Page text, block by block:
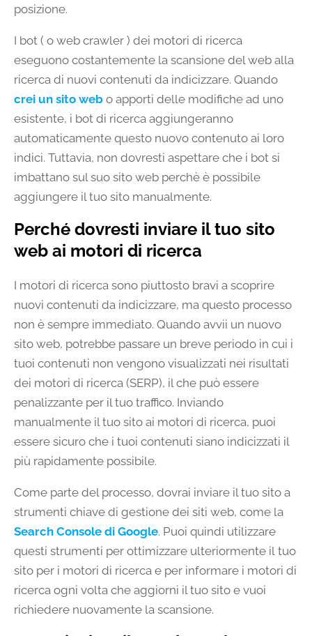
posizione.
I bot ( o web crawler ) dei motori di ricerca
eseguono costantemente la scansione del web alla
ricerca di nuovi contenuti da indicizzare. Quando
crei un sito web o apporti delle modifiche ad uno
esistente, i bot di ricerca aggiungeranno
automaticamente questo nuovo contenuto ai loro
indici. Tuttavia, non dovresti aspettare che i bot si
imbattano sul suo sito web perchè è possibile
aggiungere il tuo sito manualmente.
Perché dovresti inviare il tuo sito
web ai motori di ricerca
I motori di ricerca sono piuttosto bravi a scoprire
nuovi contenuti da indicizzare, ma questo processo
non è sempre immediato. Quando avvii un nuovo
sito web, potrebbe passare un breve periodo in cui i
tuoi contenuti non vengono visualizzati nei risultati
dei motori di ricerca (SERP), il che può essere
penalizzante per il tuo traffico. Inviando
manualmente il tuo sito ai motori di ricerca, puoi
essere sicuro che i tuoi contenuti siano indicizzati il ​​
più rapidamente possibile.
Come parte del processo, dovrai inviare il tuo sito a
strumenti chiave di gestione dei siti web, come la
Search Console di Google. Puoi quindi utilizzare
questi strumenti per ottimizzare ulteriormente il tuo
sito per i motori di ricerca e per informare i motori di
ricerca ogni volta che aggiorni il tuo sito e vuoi
richiedere nuovamente la scansione.